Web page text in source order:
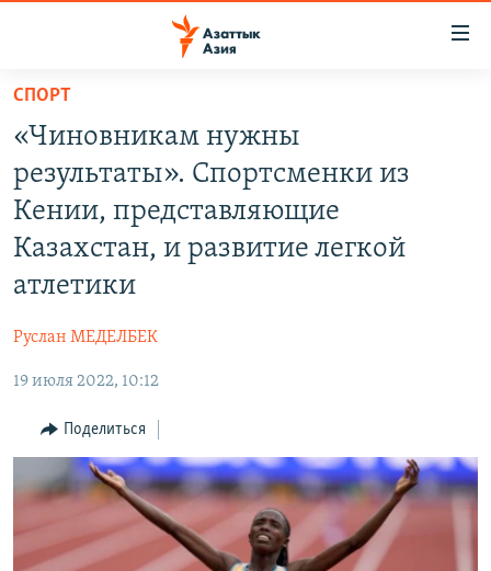
Вернуться
основному
содержанию
Вернутся
главной
навигации
ВОЙНА В УКРАИНЕ
НА ДРУГИХ ЯЗЫКАХ
TÜRKMENÇE
ПОДПИШИТЕСЬ НА НАС В СОЦСЕТЯХ
СПОРТ
«Чиновникам нужны
результаты». Спортсменки из
Кении, представляющие
Казахстан, и развитие легкой
атлетики
Руслан МЕДЕЛБЕК
19 июля 2022, 10:12
Поделиться